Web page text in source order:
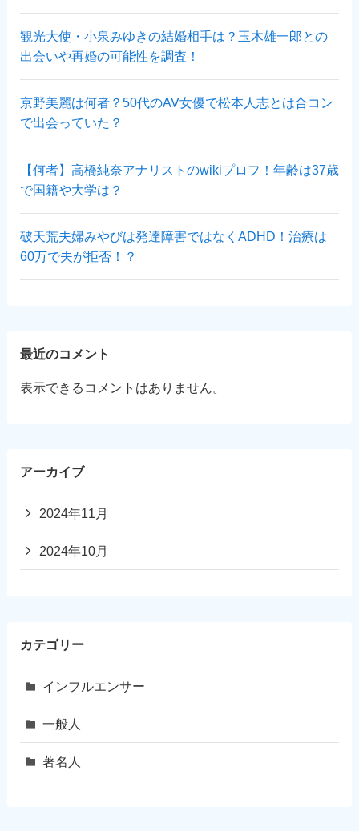
観光大使・小泉みゆきの結婚相手は？玉木雄一郎との
出会いや再婚の可能性を調査！
京野美麗は何者？50代のAV女優で松本人志とは合コン
で出会っていた？
【何者】高橋純奈アナリストのwikiプロフ！年齢は37歳
で国籍や大学は？
破天荒夫婦みやびは発達障害ではなくADHD！治療は
60万で夫が拒否！？
最近のコメント
表示できるコメントはありません。
アーカイブ
2024年11月
2024年10月
カテゴリー
インフルエンサー
一般人
著名人